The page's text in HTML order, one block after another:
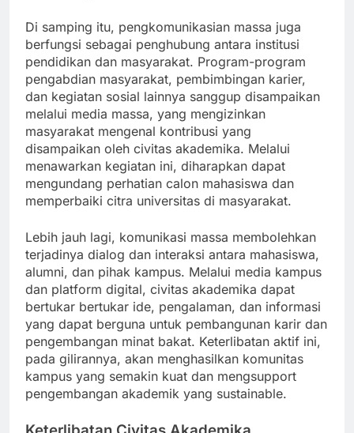
Di samping itu, pengkomunikasian massa juga
berfungsi sebagai penghubung antara institusi
pendidikan dan masyarakat. Program-program
pengabdian masyarakat, pembimbingan karier,
dan kegiatan sosial lainnya sanggup disampaikan
melalui media massa, yang mengizinkan
masyarakat mengenal kontribusi yang
disampaikan oleh civitas akademika. Melalui
menawarkan kegiatan ini, diharapkan dapat
mengundang perhatian calon mahasiswa dan
memperbaiki citra universitas di masyarakat.
Lebih jauh lagi, komunikasi massa membolehkan
terjadinya dialog dan interaksi antara mahasiswa,
alumni, dan pihak kampus. Melalui media kampus
dan platform digital, civitas akademika dapat
bertukar bertukar ide, pengalaman, dan informasi
yang dapat berguna untuk pembangunan karir dan
pengembangan minat bakat. Keterlibatan aktif ini,
pada gilirannya, akan menghasilkan komunitas
kampus yang semakin kuat dan mengsupport
pengembangan akademik yang sustainable.